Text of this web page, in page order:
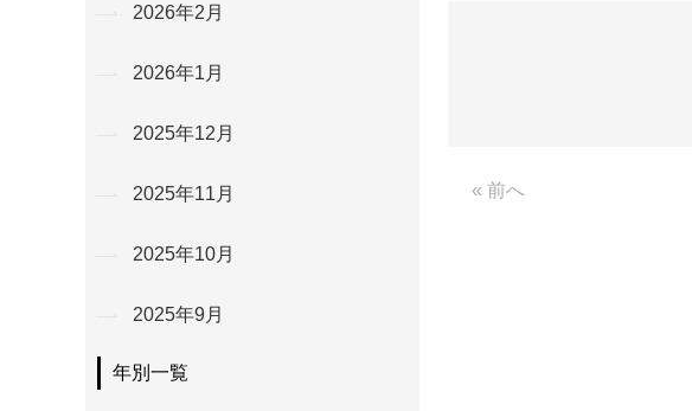
« 前へ
2026年2月
2026年1月
2025年12月
2025年11月
2025年10月
2025年9月
年別一覧